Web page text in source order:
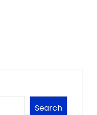
Search